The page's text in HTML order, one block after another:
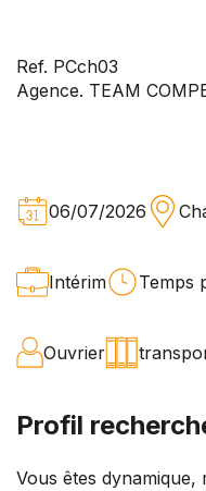
Ref. PCch03
Agence. TEAM
06/07/2026
Intérim Temps
Ouvrier
Profil
Vous êtes